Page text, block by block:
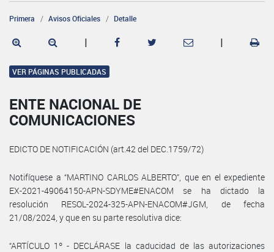
Primera Avisos Oficiales Detalle
| |
VER PÁGINAS PUBLICADAS
ENTE NACIONAL DE
COMUNICACIONES
EDICTO DE NOTIFICACIÓN (art.42 del DEC.1759/72)
Notifíquese a “MARTINO CARLOS ALBERTO”, que en el expediente
EX-2021-49064150-APN-SDYME#ENACOM se ha dictado la
resolución RESOL-2024-325-APN-ENACOM#JGM, de fecha
21/08/2024, y que en su parte resolutiva dice:
“ARTÍCULO 1º - DECLÁRASE la caducidad de las autorizaciones